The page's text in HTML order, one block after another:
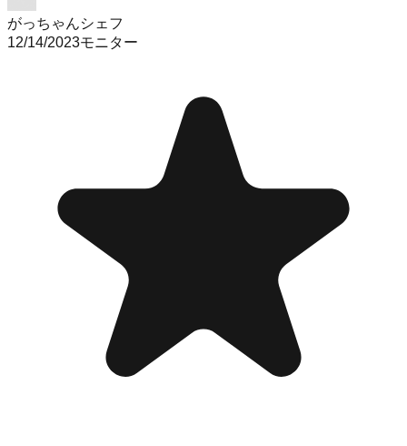
がっちゃんシェフ
12/14/2023モニター